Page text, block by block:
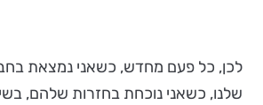
לכן, כל פעם מחדש, כשאני נמצאת
שלנו, כשאני נוכחת בחזרות שלהם,